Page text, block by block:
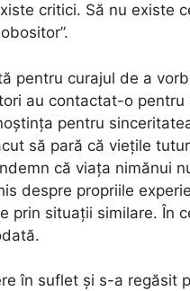
critici. Să nu existe
pentru curajul de a
au contactat-o pentru
pentru
să pară că viețile
că viața nimănui
despre propriile
prin situații similare. În
în suflet și s-a regăsit